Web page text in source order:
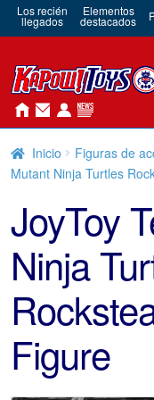
Los recién
llegados
Elementos
destacados
Inicio Figuras de
Mutant Ninja Turtles
JoyToy
Ninja
Figure